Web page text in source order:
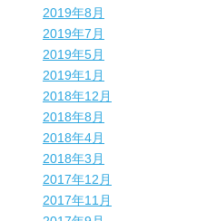
2019年8月
2019年7月
2019年5月
2019年1月
2018年12月
2018年8月
2018年4月
2018年3月
2017年12月
2017年11月